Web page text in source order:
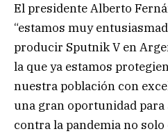
El presidente Alberto
“estamos muy
producir Sputnik V en
la que ya estamos
nuestra población con
una gran oportunidad para
contra la pandemia no